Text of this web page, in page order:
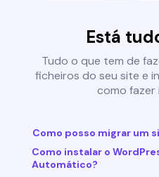
Está
Tudo o que tem de
ficheiros do seu site e
como fazer
Como posso migrar um
Como instalar o
Automático?